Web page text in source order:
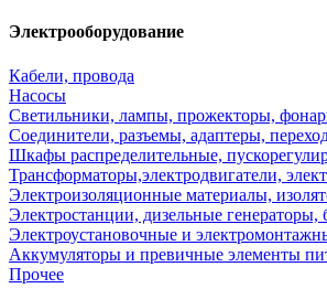
Электрооборудование
Кабели, провода
Насосы
Светильники, лампы, прожекторы,
Соединители, разъемы, адаптеры,
Шкафы распределительные,
Трансформаторы,электродвигатели,
Электроизоляционные материалы,
Электростанции, дизельные генераторы,
Электроустановочные и
Аккумуляторы и превичные элементы
Прочее